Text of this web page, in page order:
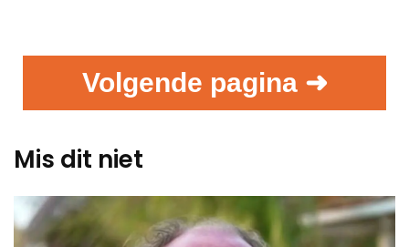
Volgende pagina ➜
Mis dit niet